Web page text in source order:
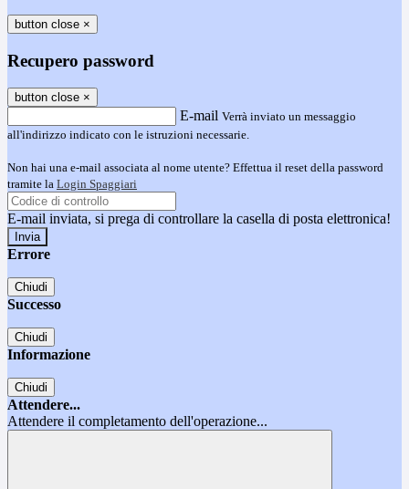
button close ×
Recupero password
button close ×
E-mail Verrà inviato un messaggio
all'indirizzo indicato con le istruzioni necessarie.
Non hai una e-mail associata al nome utente? Effettua il reset della password
tramite la Login Spaggiari
E-mail inviata, si prega di controllare la casella di posta elettronica!
Errore
Chiudi
Successo
Chiudi
Informazione
Chiudi
Attendere...
Attendere il completamento dell'operazione...